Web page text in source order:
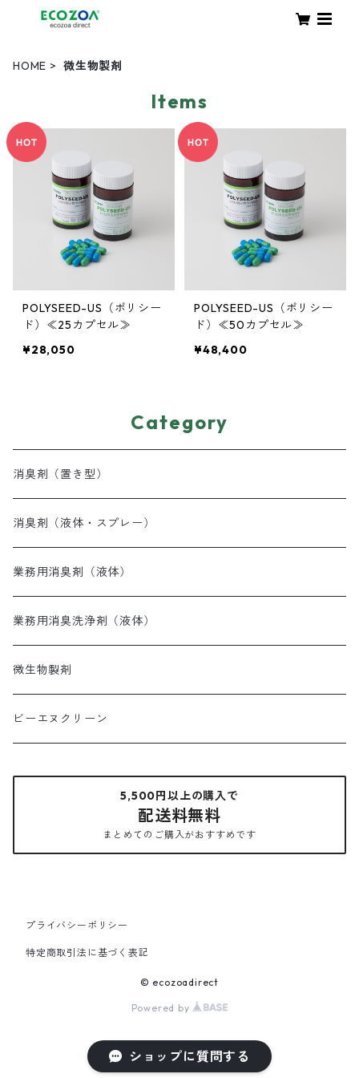
HOME 微生物製剤
Items
POLYSEED-US（ポリシー
ド）≪25カプセル≫
¥28,050
POLYSEED-US（ポリシー
ド）≪50カプセル≫
¥48,400
Category
消臭剤（置き型）
消臭剤（液体・スプレー）
業務用消臭剤（液体）
業務用消臭洗浄剤（液体）
微生物製剤
ビーエヌクリーン
5,500円以上の購入で
配送料無料
まとめてのご購入がおすすめです
プライバシーポリシー
特定商取引法に基づく表記
© ecozoadirect
Powered by
ショップに質問する